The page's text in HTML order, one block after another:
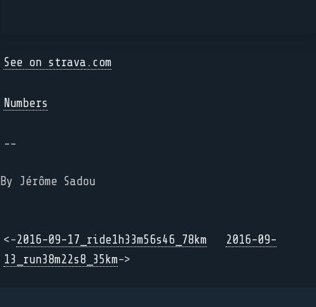
See on strava.com
Numbers
--
By Jérôme Sadou
<-2016-09-17_ride1h33m56s46_78km
2016-09-
13_run38m22s8_35km->